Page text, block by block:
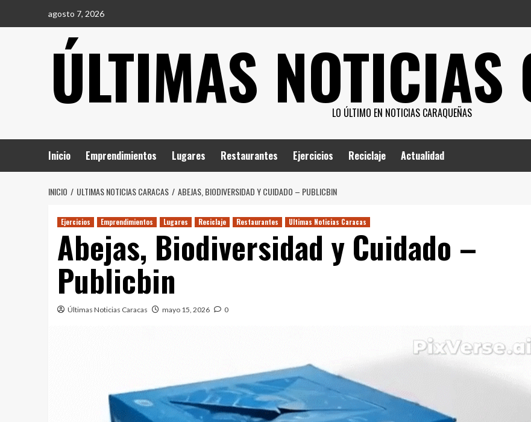
agosto 7, 2026
ÚLTIMAS NOTICIAS
LO ÚLTIMO EN NOTICIAS CARAQUEÑAS
Inicio Emprendimientos Lugares Restaurantes Ejercicios Reciclaje Actualidad
INICIO ULTIMAS NOTICIAS CARACAS ABEJAS, BIODIVERSIDAD Y CUIDADO – PUBLICBIN
Ejercicios Emprendimientos Lugares Reciclaje Restaurantes Ultimas Noticias Caracas
Abejas, Biodiversidad y Cuidado –
Publicbin
Últimas Noticias Caracas mayo 15, 2026 0